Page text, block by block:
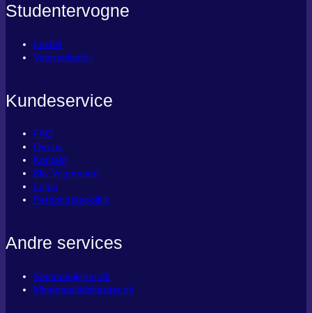
Studentervogne
Lastbil
Veteranlastbil
Kundeservice
FAQ
Om os
Kontakt
Bliv Vognmand
Login
Persondatapolitik
Andre services
Sammenligner.dk
Minemaaltidskasser.dk